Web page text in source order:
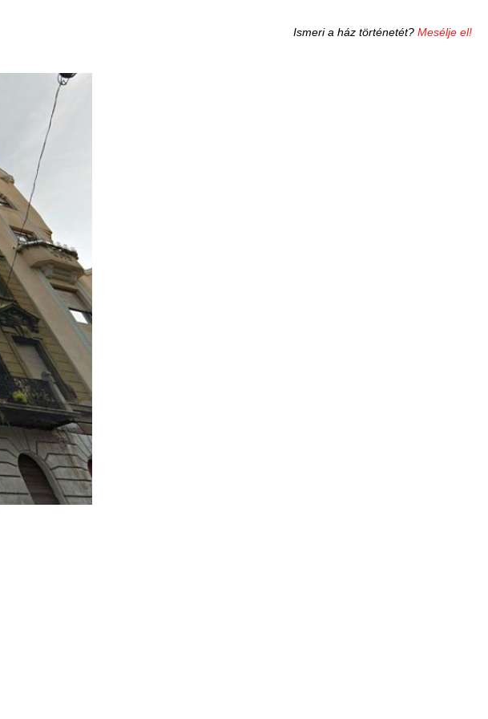
Ismeri a ház történetét? Mesélje el!